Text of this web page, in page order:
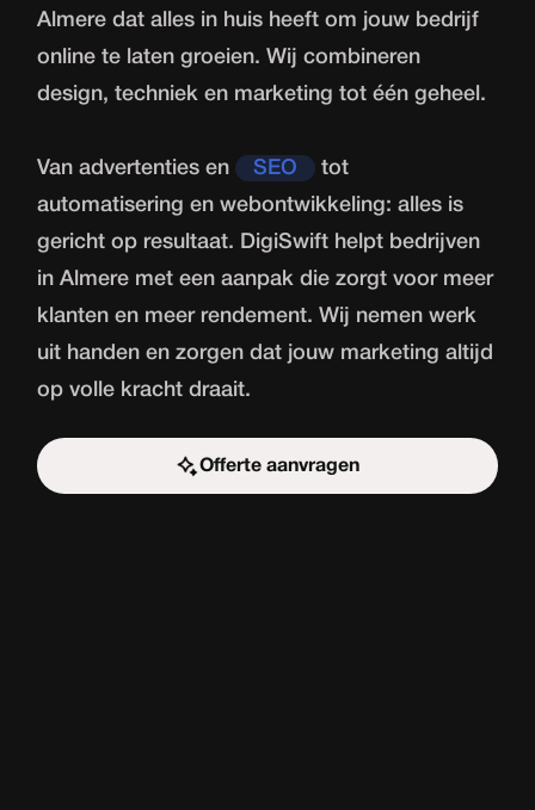
Almere dat alles in huis heeft om jouw bedrijf
online te laten groeien. Wij combineren
design, techniek en marketing tot één geheel.
Van advertenties en SEO
tot
automatisering en webontwikkeling: alles is
gericht op resultaat. DigiSwift helpt bedrijven
in Almere met een aanpak die zorgt voor meer
klanten en meer rendement. Wij nemen werk
uit handen en zorgen dat jouw marketing altijd
op volle kracht draait.
Offerte aanvragen
Start de uitdaging